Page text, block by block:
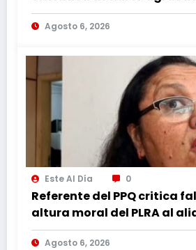
Agosto 6, 2026
Este Al Día 0
Referente del PPQ critica
altura moral del PLRA al
corruptos
Agosto 6, 2026